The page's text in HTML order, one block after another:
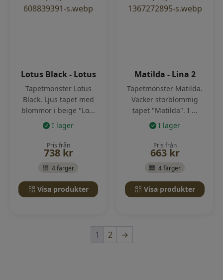
Lotus Black - Lotus
Tapetmönster Lotus
Black. Ljus tapet med
blommor i beige "Lo...
I lager
Pris från
738 kr
4 färger
Visa produkter
Matilda - Lina 2
Tapetmönster Matilda.
Vacker storblommig
tapet "Matilda". I ...
I lager
Pris från
663 kr
4 färger
Visa produkter
1 2 →